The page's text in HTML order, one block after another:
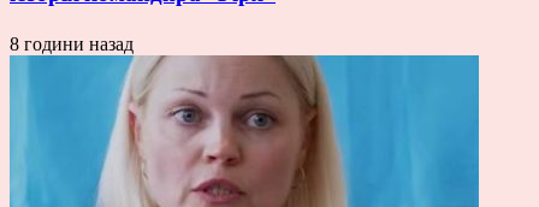
8 години назад